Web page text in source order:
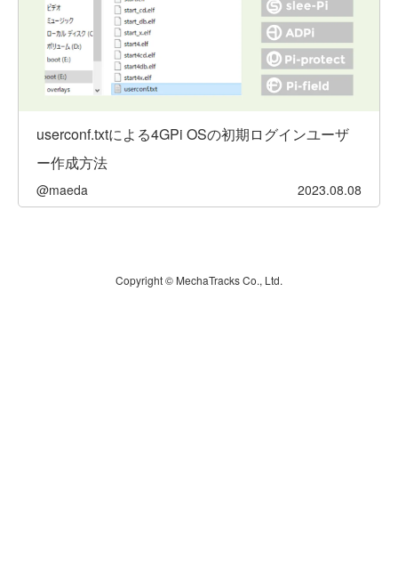
userconf.txtによる4GPi OSの初期ログインユーザ
ー作成方法
@maeda 2023.08.08
Copyright © MechaTracks Co., Ltd.